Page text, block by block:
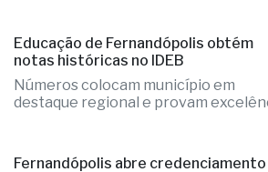
Educação de Fernandópolis obtém
notas históricas no IDEB
Números colocam município em